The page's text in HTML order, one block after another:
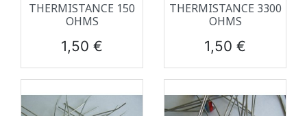
THERMISTANCE 150
OHMS
Prix
1,50 €
THERMISTANCE 3300
OHMS
Prix
1,50 €